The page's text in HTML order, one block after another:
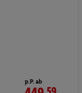
p.P. ab